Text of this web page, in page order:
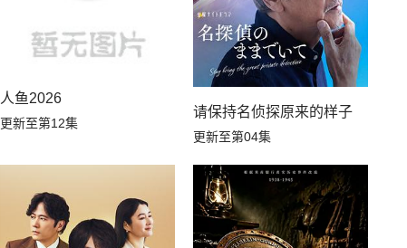
人鱼2026
更新至第12集
请保持名侦探原来的样子
更新至第04集